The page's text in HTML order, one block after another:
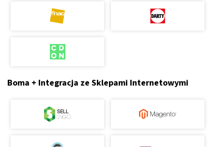
Boma + Integracja ze Sklepami Internetowymi